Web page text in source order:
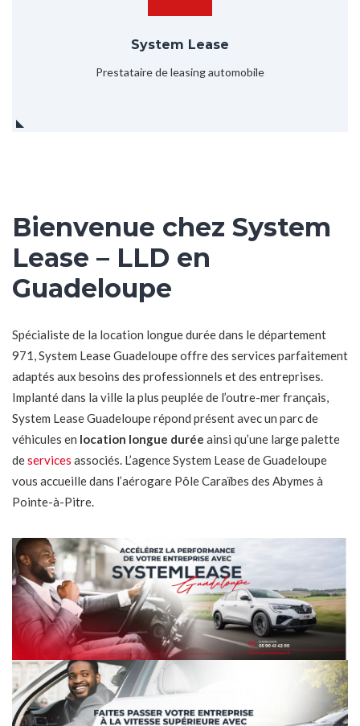
System Lease
Prestataire de leasing automobile
Bienvenue chez System
Lease – LLD en
Guadeloupe
Spécialiste de la location longue durée dans le département
971, System Lease Guadeloupe offre des services parfaitement
adaptés aux besoins des professionnels et des entreprises.
Implanté dans la ville la plus peuplée de l’outre-mer français,
System Lease Guadeloupe répond présent avec un parc de
véhicules en location longue durée ainsi qu’une large palette
deservices associés. L’agence System Lease de Guadeloupe
vous accueille dans l’aérogare Pôle Caraïbes des Abymes à
Pointe-à-Pitre.